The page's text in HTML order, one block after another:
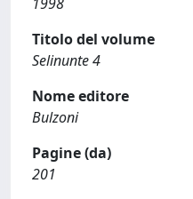
Titolo del volume
Selinunte 4
Nome editore
Bulzoni
Pagine (da)
201